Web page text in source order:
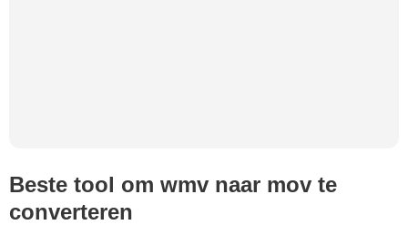
Beste tool om wmv naar mov te
converteren